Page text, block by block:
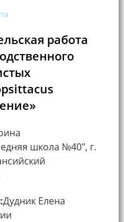
работа
школа №40", г.
Дудник Елена